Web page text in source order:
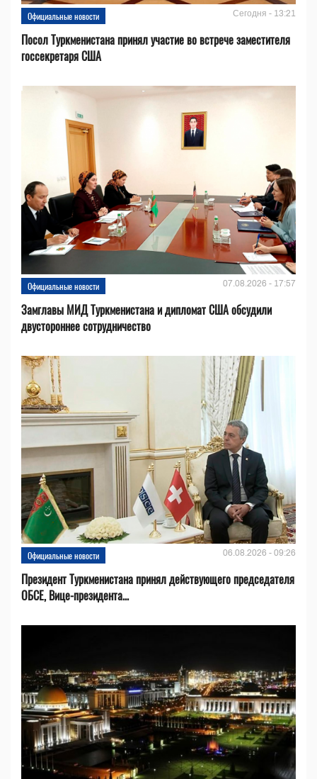
Официальные новости Сегодня - 13:21
Посол Туркменистана принял участие во встрече заместителя
госсекретаря США
Официальные новости 07.08.2026 - 17:57
Замглавы МИД Туркменистана и дипломат США обсудили
двустороннее сотрудничество
Официальные новости 06.08.2026 - 09:26
Президент Туркменистана принял действующего председателя
ОБСЕ, Вице-президента...